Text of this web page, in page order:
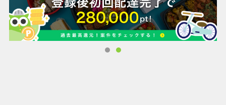
一般的な「満期一括型」から、外貨建ての為替リスクをやわ
らげた「定期元本償還型」、毎月利息を受け取れる「毎月分
配型」等、目的に応じたファンドをご用意しています。ま
た、不動産市場の直接的な影響を受けにくいため、ポートフ
ォリオのリスク分散に貢献する可能性があります。